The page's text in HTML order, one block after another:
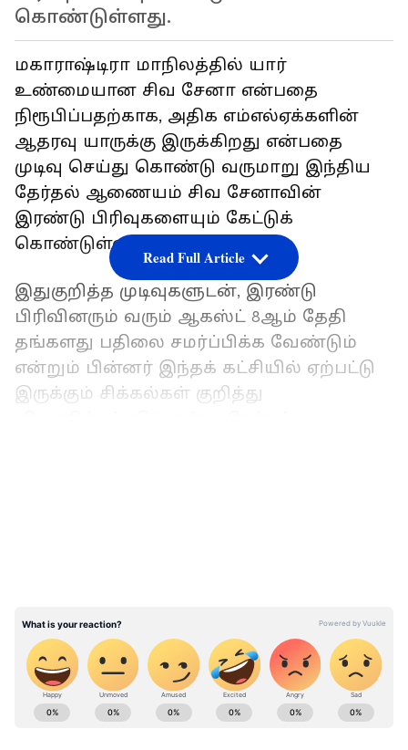
கொண்டுள்ளது.
மகாராஷ்டிரா மாநிலத்தில் யார்
உண்மையான சிவ சேனா என்பதை
நிரூபிப்பதற்காக, அதிக எம்எல்ஏக்களின்
ஆதரவு யாருக்கு இருக்கிறது என்பதை
முடிவு செய்து கொண்டு வருமாறு இந்திய
தேர்தல் ஆணையம் சிவ சேனாவின்
இரண்டு பிரிவுகளையும் கேட்டுக்
கொண்டுள்ளது.
இதுகுறித்த முடிவுகளுடன், இரண்டு
பிரிவினரும் வரும் ஆகஸ்ட் 8ஆம் தேதி
தங்களது பதிலை சமர்ப்பிக்க வேண்டும்
என்றும் பின்னர் இந்தக் கட்சியில் ஏற்பட்டு
இருக்கும் சிக்கல்கள் குறித்து
தேர்தல் ஆணையத்தில் உரிமை கோரி
இருந்த நிலையில் இந்திய தேர்தல்
ஆணையம் இவ்வாறு தெரிவித்துள்ளது.
Read Full Article
ABOUT THE AUTHOR